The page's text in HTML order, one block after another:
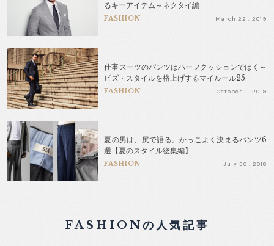
るキーアイテム～ネクタイ編
FASHION March 22 . 2019
仕事スーツのパンツはハーフクッションではく～
ビズ・スタイルを格上げするマイルール25
FASHION October 1 . 2019
夏の男は、尻で語る。かっこよく決まるパンツ6
選【夏のスタイル総集編】
FASHION July 30 . 2018
FASHIONの人気記事